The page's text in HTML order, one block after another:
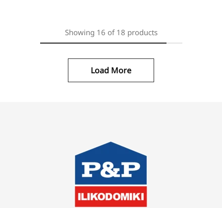
Showing 16 of 18 products
Load More